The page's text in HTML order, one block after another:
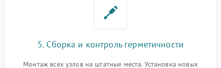
5. Сборка и контроль герметичности
Монтаж всех узлов на штатные места. Установка новых